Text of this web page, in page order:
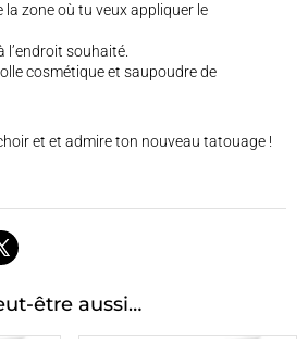
la zone où tu veux appliquer le
l’endroit souhaité.
cosmétique et saupoudre de
et et admire ton nouveau tatouage !
être aussi…